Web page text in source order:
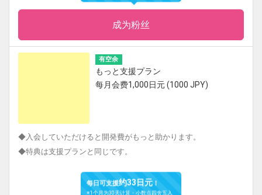
成为粉丝
有空余
もっと支援プラン
每月会费1,000日元 (1000 JPY)
◆入会していただけると開発費がもっと助かります。
◆特典は支援プランと同じです。
每日可支援约33日元！